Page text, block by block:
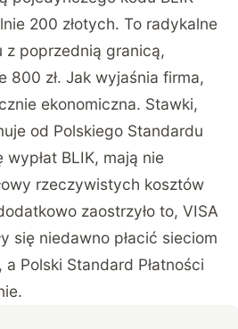
200 złotych. To radykalne
z poprzednią granicą,
800 zł. Jak wyjaśnia firma,
ekonomiczna. Stawki,
od Polskiego Standardu
wypłat BLIK, mają nie
rzeczywistych kosztów
zaostrzyło to, VISA
się niedawno płacić sieciom
Polski Standard Płatności